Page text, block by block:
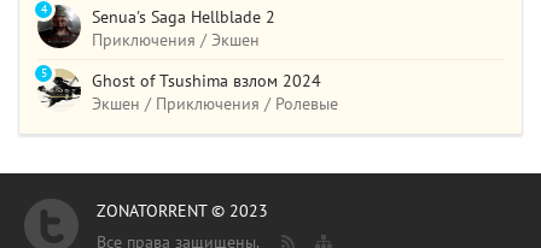
Senua's Saga Hellblade 2
Приключения / Экшен
4
Ghost of Tsushima взлом 2024
Экшен / Приключения / Ролевые
5
ZONATORRENT © 2023
Все права защищены.